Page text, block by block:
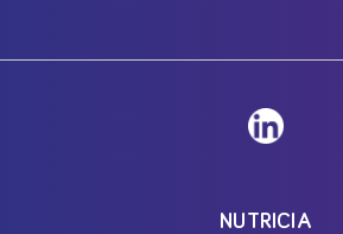
NUTRICIA